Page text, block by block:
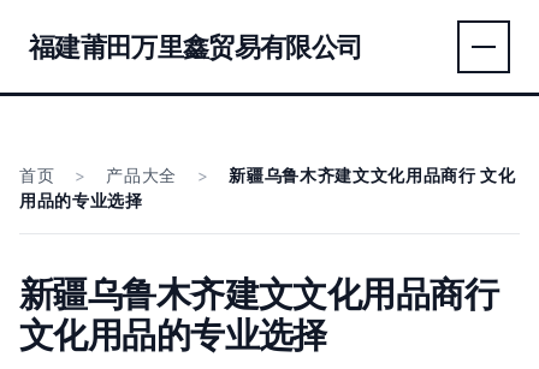
福建莆田万里鑫贸易有限公司
首页 > 产品大全 >
新疆乌鲁木齐建文文化用品商行 文化
用品的专业选择
新疆乌鲁木齐建文文化用品商行
文化用品的专业选择